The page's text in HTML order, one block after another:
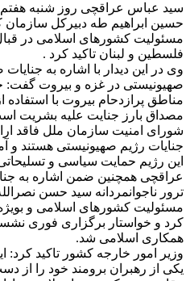
حسین ابراهیم طه دبیرکل سازمان
مسئولیت کشورهای اسلامی در
فلسطین و لبنان تاکید کرد .
وی در این دیدار با اشاره به
صهیونیستی در غزه و بیروت گفت:
مناطق پرازدحام بیروت با
مصداق بارز جنایت علیه بشریت است
شورای امنیت سازمان ملل فاقد
جنایات رژیم صهیونیستی هستند و
این رژیم حمایت سیاسی و
عراقچی همچنین ضمن اشاره به
ترور ناجوانمردانه سید حسن
مسئولیت کشورهای اسلامی و
کرد و خواستار برگزاری فوری
همکاری اسلامی شد.
وزیر امور خارجه کشور تاکید کرد:
یکی از رهبران برومند خود را از